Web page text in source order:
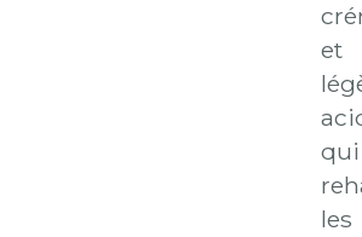
et
qui
les